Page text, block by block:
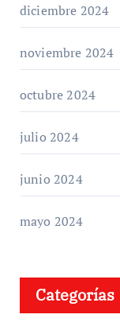
diciembre 2024
noviembre 2024
octubre 2024
julio 2024
junio 2024
mayo 2024
Categorías